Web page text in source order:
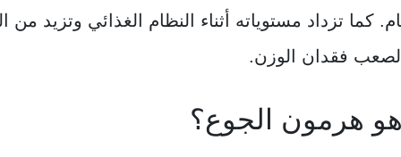
كما تزداد مستوياته أثناء النظام الغذائي وتزيد
فقدان الوزن.
هرمون الجوع؟